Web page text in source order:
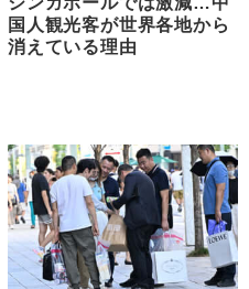
国人観光客が世界各地から
消えている理由